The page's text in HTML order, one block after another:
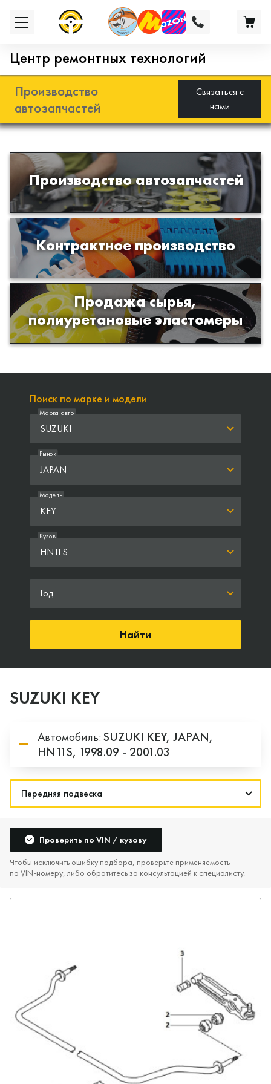
Центр ремонтных технологий
Производство
автозапчастей
Связаться с
нами
Производство автозапчастей
Разработка и производство деталей
из эластомеров для подвески
автомобиля
Контрактное производство
Производство изделий из пластиков
и полимеров по образцам либо
чертежам заказчика
Продажа сырья,
полиуретановые эластомеры
Продажа сырья для производства
изделий из полиуретана
Поиск по марке и модели
SUZUKI
Марка авто
JAPAN
Рынок
KEY
Модель
HN11S
Кузов
Год
Найти
SUZUKI KEY
Автомобиль:SUZUKI KEY, JAPAN,
HN11S, 1998.09 - 2001.03
Проверить по VIN / кузову
Чтобы исключить ошибку подбора, проверьте применяемость
по VIN‑номеру, либо обратитесь за консультацией к специалисту.